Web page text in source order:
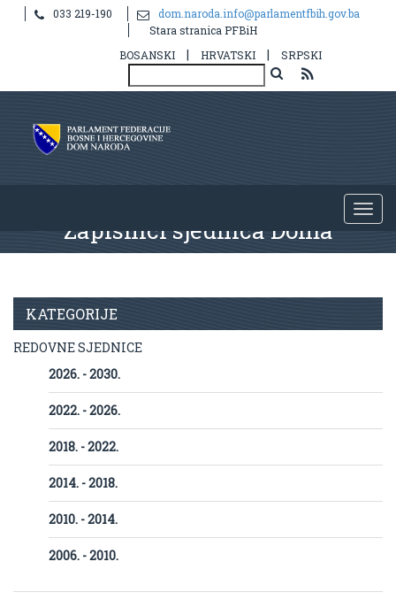
033 219-190
dom.naroda.info@parlamentfbih.gov.ba
Stara stranica PFBiH
BOSANSKI
| HRVATSKI | SRPSKI
Zapisnici sjednica Doma
KATEGORIJE
REDOVNE SJEDNICE
2026. - 2030.
2022. - 2026.
2018. - 2022.
2014. - 2018.
2010. - 2014.
2006. - 2010.